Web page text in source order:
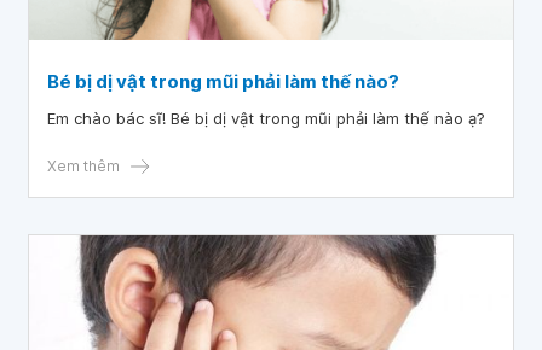
Bé bị dị vật trong mũi phải làm thế nào?
Em chào bác sĩ! Bé bị dị vật trong mũi phải làm thế nào ạ?
Xem thêm